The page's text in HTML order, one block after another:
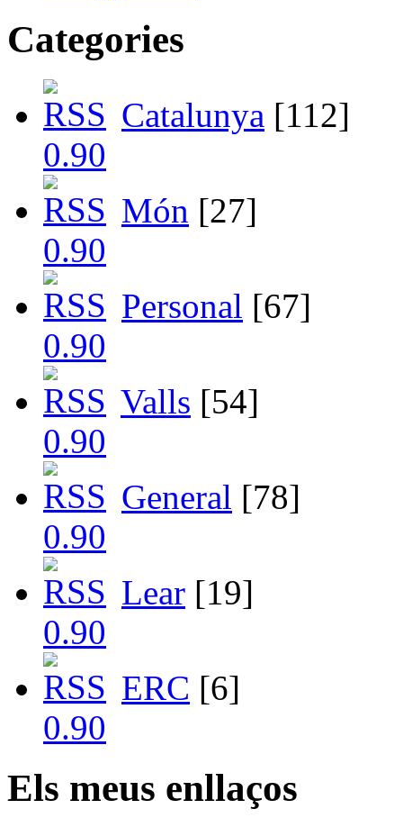
Categories
Catalunya [112]
Món [27]
Personal [67]
Valls [54]
General [78]
Lear [19]
ERC [6]
Els meus enllaços